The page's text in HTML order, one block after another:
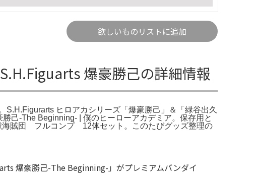
欲しいものリストに追加
爆豪勝己の詳細情報
ヒロアカシリーズ「爆豪勝己」＆「緑谷出久
己-The Beginning- | 僕のヒーローアカデミア。保存用と
海賊団 フルコンプ 12体セット。このたびグッズ整理の